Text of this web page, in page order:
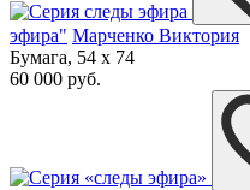
эфира" Марченко Виктория
Бумага, 54 x 74
60 000 руб.